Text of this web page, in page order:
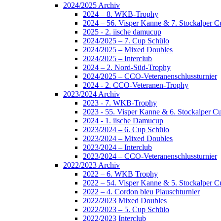
2024/2025 Archiv
2024 – 8. WKB-Trophy
2024 – 56. Visper Kanne & 7. Stockalper
2025 - 2. iische damucup
2024/2025 – 7. Cup Schülo
2024/2025 – Mixed Doubles
2024/2025 – Interclub
2024 – 2. Nord-Süd-Trophy
2024/2025 – CCO-Veteranenschlussturnier
2024 - 2. CCO-Veteranen-Trophy
2023/2024 Archiv
2023 - 7. WKB-Trophy
2023 - 55. Visper Kanne & 6. Stockalper
2024 - 1. iische Damucup
2023/2024 – 6. Cup Schülo
2023/2024 – Mixed Doubles
2023/2024 – Interclub
2023/2024 – CCO-Veteranenschlussturnier
2022/2023 Archiv
2022 – 6. WKB Trophy
2022 – 54. Visper Kanne & 5. Stockalper
2022 – 4. Cordon bleu Plauschturnier
2022/2023 Mixed Doubles
2022/2023 – 5. Cup Schülo
2022/2023 Interclub